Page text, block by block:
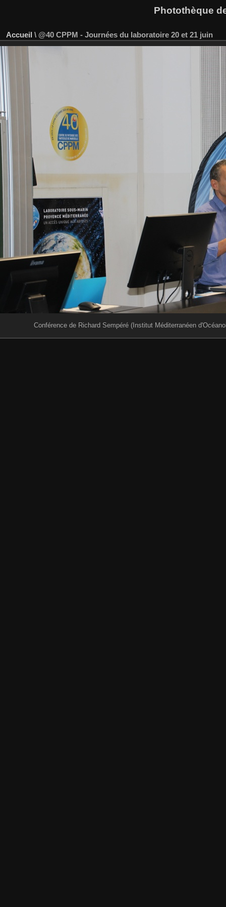
Photothèque
Accueil \ @40 CPPM - Journées du laboratoire 20 et 21 juin
Conférence de Richard Sempéré (Institut Méditerranéen